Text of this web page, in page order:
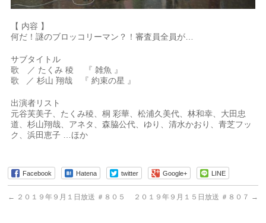
【 内容 】
何だ！謎のブロッコリーマン？！審査員全員が…
サブタイトル
歌 ／ たくみ 稜 『 雑魚 』
歌 ／ 杉山 翔哉 『 約束の星 』
出演者リスト
元谷芙美子、たくみ稜、桐 彩華、松浦久美代、林和幸、大田忠
道、杉山翔哉、アネタ、森脇公代、ゆり、清水かおり、青芝フッ
ク、浜田恵子 …ほか
Facebook Hatena twitter Google+ LINE
← ２０１９年９月１日放送 ＃８０５ ２０１９年９月１５日放送 ＃８０７ →